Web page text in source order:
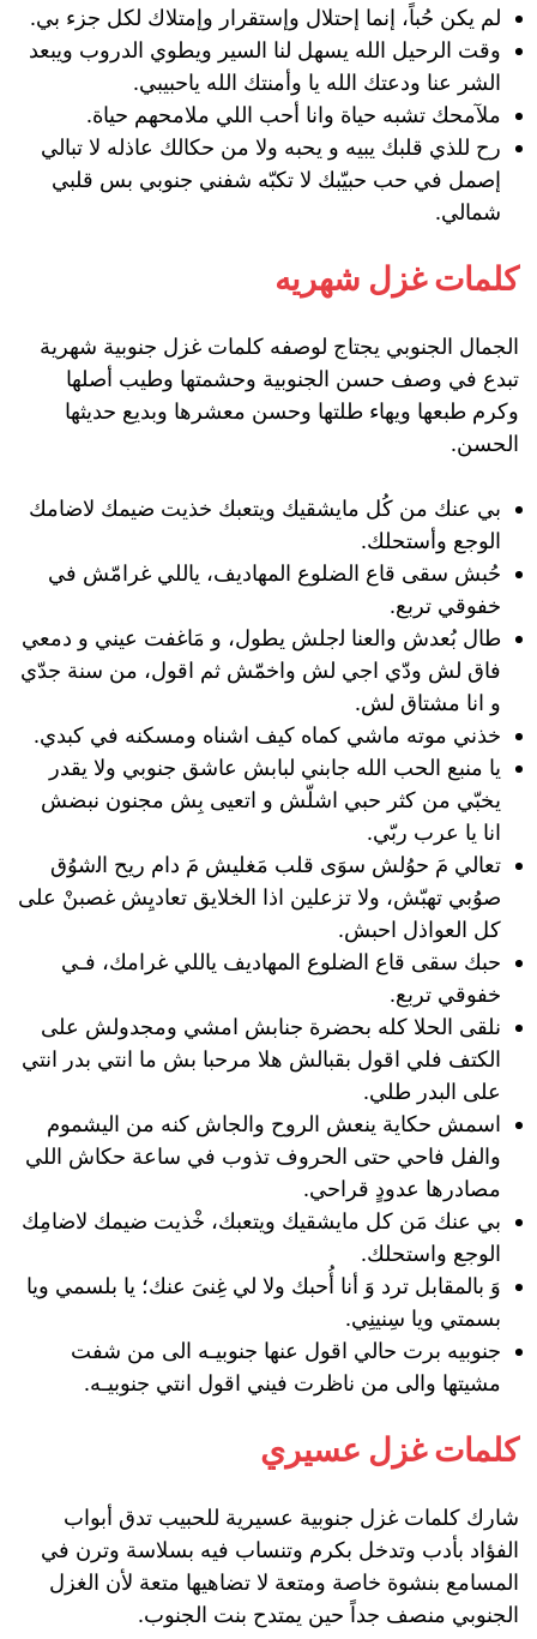
لم يكن حُباً، إنما إحتلال وإستقرار وإمتلاك لكل جزء بي.
وقت الرحيل الله يسهل لنا السير ويطوي الدروب ويبعد
الشر عنا ودعتك الله يا وأمنتك الله ياحبيبي.
ملآمحك تشبه حياة وانا أحب اللي ملامحهم حياة.
رح للذي قلبك يبيه و يحبه ولا من حكالك عاذله لا تبالي
إصمل في حب حبيّبك لا تكبّه شفني جنوبي بس قلبي
شمالي.
كلمات غزل شهريه
الجمال الجنوبي يجتاج لوصفه كلمات غزل جنوبية شهرية
تبدع في وصف حسن الجنوبية وحشمتها وطيب أصلها
وكرم طبعها ويهاء طلتها وحسن معشرها وبديع حديثها
الحسن.
بي عنك من كُل مايشقيك ويتعبك خذيت ضيمك لاضامك
الوجع وأستحلك.
حُبش سقى قاع الضلوع المهاديف، ياللي غرامّش في
خفوقي تربع.
طال بُعدش والعنا ﻟجلش يطول، و مَاغفت عيني و دمعي
فاق لش ودّي اجي لش واخمّش ثم اقول، من سنة جدّي
و انا مشتاق لش.
خذني موته ماشي كماه كيف اشناه ومسكنه في كبدي.
يا منبع الحب الله جابني لبابش عاشق جنوبي ولا يقدر
يخبّي من كثر حبي اشلّش و اتعيى بِش مجنون نبضش
انا يا عرب ربّي.
تعالي مَ حوُلش سوَى قلب مَغليش مَ دام ريح اﻟشوُق
صوُبي تهبّش، ولا تزعلين اذا الخلايق تعاديِش غصبنْ على
كل العواذل احبش.
حبك سقى قاع الضلوع المهاديف ياللي غرامك، فـي
خفوقي تربع.
نلقى الحلا كله بحضرة جنابش امشي ومجدولش على
الكتف فلي اقول بقبالش هلا مرحبا بش ما انتي بدر انتي
على البدر طلي.
اسمش حكاية ينعش الروح والجاش كنه من اليشموم
والفل فاحي حتى الحروف تذوب في ساعة حكاش اللي
مصادرها عدودٍ قراحي.
بي عنك مَن كل مايشقيك ويتعبك، خْذيت ضيمك لاضامِك
الوجع واستحلك.
وَ بالمقابل ترد وَ أنا أُحبك ولا لي غِنىَ عنك؛ يا بلسمي ويا
بسمتي ويا سِنينِي.
جنوبيه برت حالي اقول عنها جنوبيـه الى من شفت
مشيتها والى من ناظرت فيني اقول انتي جنوبيـه.
كلمات غزل عسيري
شارك كلمات غزل جنوبية عسيرية للحبيب تدق أبواب
الفؤاد بأدب وتدخل بكرم وتنساب فيه بسلاسة وترن في
المسامع بنشوة خاصة ومتعة لا تضاهيها متعة لأن الغزل
الجنوبي منصف جداً حين يمتدح بنت الجنوب.